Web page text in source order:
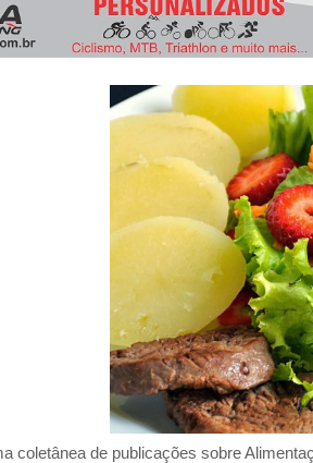
3º Pedal das Águas BBB - BEACH BIKER
coletânea de publicações sobre